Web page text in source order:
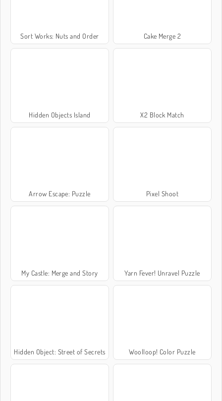
Sort Works: Nuts and Order Cake Merge 2
Hidden Objects Island X2 Block Match
Arrow Escape: Puzzle Pixel Shoot
My Castle: Merge and Story Yarn Fever! Unravel Puzzle
Hidden Object: Street of Secrets Woolloop! Color Puzzle